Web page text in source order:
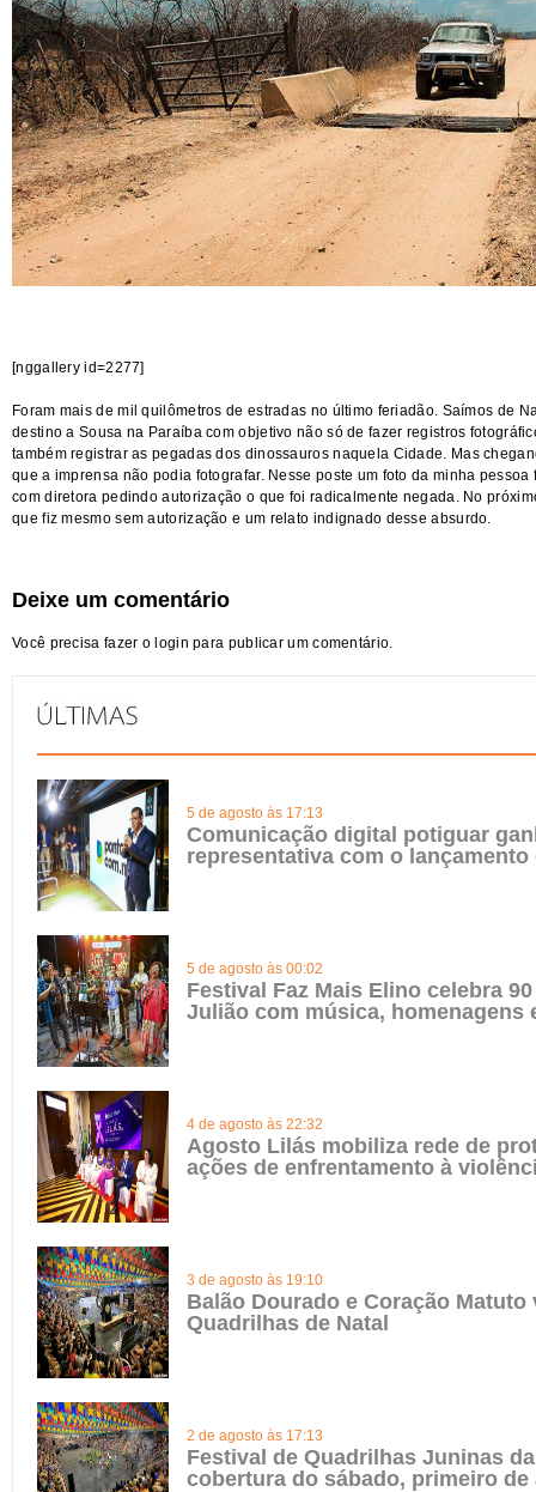
[nggallery id=2277]
Foram mais de mil quilômetros de estradas no último feriadão. Saímos de
destino a Sousa na Paraíba com objetivo não só de fazer registros
também registrar as pegadas dos dinossauros naquela Cidade. Mas
que a imprensa não podia fotografar. Nesse poste um foto da minha
com diretora pedindo autorização o que foi radicalmente negada. No
que fiz mesmo sem autorização e um relato indignado desse absurdo.
Deixe um comentário
Você precisa fazer o login para publicar um comentário.
5 de agosto às 17:13
Comunicação digital potiguar
representativa com o lançamento
5 de agosto às 00:02
Festival Faz Mais Elino celebra
Julião com música, homenagens
4 de agosto às 22:32
Agosto Lilás mobiliza rede de
ações de enfrentamento à
3 de agosto às 19:10
Balão Dourado e Coração Matuto
Quadrilhas de Natal
2 de agosto às 17:13
Festival de Quadrilhas Juninas
cobertura do sábado, primeiro de